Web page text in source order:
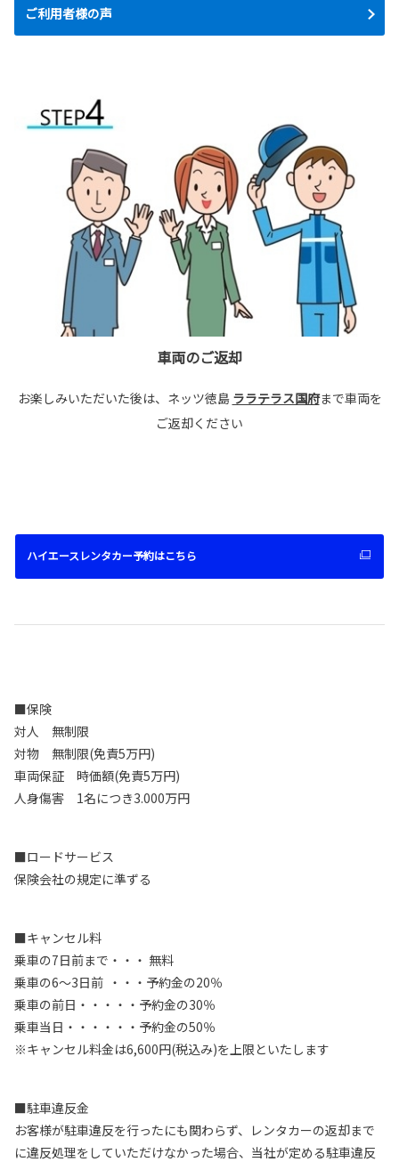
ご利用者様の声
車両のご返却
お楽しみいただいた後は、ネッツ徳島 ララテラス国府まで車両を
ご返却ください
ハイエースレンタカー予約はこちら
■保険
対人 無制限
対物 無制限(免責5万円)
車両保証 時価額(免責5万円)
人身傷害 1名につき3.000万円
■ロードサービス
保険会社の規定に準ずる
■キャンセル料
乗車の7日前まで・・・ 無料
乗車の6～3日前 ・・・予約金の20％
乗車の前日・・・・・予約金の30％
乗車当日・・・・・・予約金の50％
※キャンセル料金は6,600円(税込み)を上限といたします
■駐車違反金
お客様が駐車違反を行ったにも関わらず、レンタカーの返却まで
に違反処理をしていただけなかった場合、当社が定める駐車違反